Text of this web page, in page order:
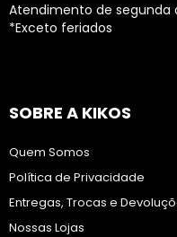
Atendimento de segunda
*Exceto feriados
SOBRE A KIKOS
Quem Somos
Política de Privacidade
Entregas, Trocas e
Nossas Lojas